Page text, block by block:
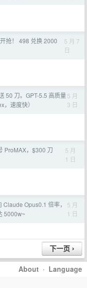
抢！ 498 兑换 2000
5 月 7
日
50 刀。GPT-5.5 高质量
速度快）
5 月
3 日
ProMAX，$300 刀
5 月
1 日
Claude Opus0.1 倍率，
5000w~
5 月
1 日
About · Language